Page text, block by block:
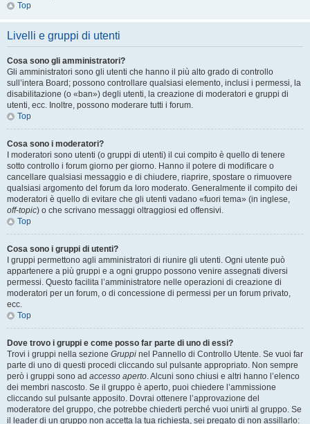
Top
Livelli e gruppi di utenti
Cosa sono gli amministratori?
Gli amministratori sono gli utenti che hanno il più alto grado di controllo
sull’intera Board; possono controllare qualsiasi elemento, inclusi i permessi, la
disabilitazione (o «ban») degli utenti, la creazione di moderatori e gruppi di
utenti, ecc. Inoltre, possono moderare tutti i forum.
Top
Cosa sono i moderatori?
I moderatori sono utenti (o gruppi di utenti) il cui compito è quello di tenere
sotto controllo i forum giorno per giorno. Hanno il potere di modificare o
cancellare qualsiasi messaggio e di chiudere, riaprire, spostare o rimuovere
qualsiasi argomento del forum da loro moderato. Generalmente il compito dei
moderatori è quello di evitare che gli utenti vadano «fuori tema» (in inglese,
off-topic) o che scrivano messaggi oltraggiosi ed offensivi.
Top
Cosa sono i gruppi di utenti?
I gruppi permettono agli amministratori di riunire gli utenti. Ogni utente può
appartenere a più gruppi e a ogni gruppo possono venire assegnati diversi
permessi. Questo facilita l’amministratore nelle operazioni di creazione di
moderatori per un forum, o di concessione di permessi per un forum privato,
ecc.
Top
Dove trovo i gruppi e come posso far parte di uno di essi?
Trovi i gruppi nella sezione Gruppi nel Pannello di Controllo Utente. Se vuoi far
parte di uno di questi procedi cliccando sul pulsante appropriato. Non sempre
però i gruppi sono ad accesso aperto. Alcuni sono chiusi e altri hanno l’elenco
dei membri nascosto. Se il gruppo è aperto, puoi chiedere l’ammissione
cliccando sul pulsante apposito. Dovrai ottenere l’approvazione del
moderatore del gruppo, che potrebbe chiederti perché vuoi unirti al gruppo. Se
il leader di un gruppo non accetta la tua richiesta, sei pregato di non assillarlo: